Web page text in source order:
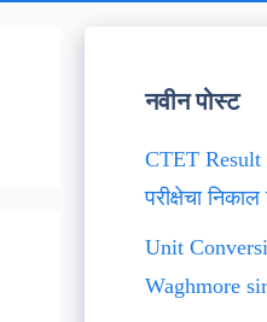
नवीन पोस्ट
CTET Result
परीक्षेचा
Unit
Waghmore sir